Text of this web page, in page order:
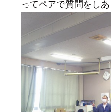
ってペアで質問をしあ